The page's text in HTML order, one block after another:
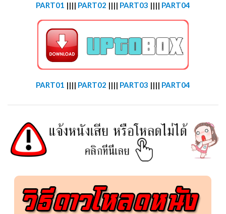
PART01 |||| PART02 |||| PART03 |||| PART04
PART01 |||| PART02 |||| PART03 |||| PART04